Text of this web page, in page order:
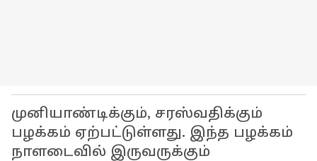
முனியாண்டிக்கும், சரஸ்வதிக்கும்
பழக்கம் ஏற்பட்டுள்ளது. இந்த பழக்கம்
நாளடைவில் இருவருக்கும்